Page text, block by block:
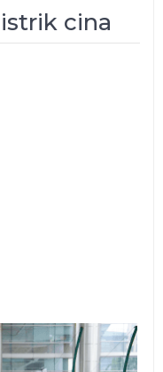
cina